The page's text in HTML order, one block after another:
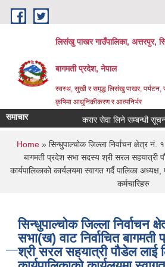
Skip to main content
लिसंखु पाखर गाउँपालिका, अत्तरपुर,
बागमती प्रदेश, नेपाल
स्वस्थ, सुखी र समृद्ध लिसंखु पाखर, पर्यटन,
कृषिमा आधुनिकीकरण र आत्मनिर्भर
समाचार करार सेवा लिने सम्बन्धी सूचना
You are here
Home» सिन्धुपाल्चोक जिल्ला निर्वाचन क्षेत्र नं.
बागमती प्रदेश सभा सदस्य श्री सरल सहयात्री
कार्यपालिकाको कार्यलयमा स्वागत गर्दै पालिका
कर्मचारिहरु
सिन्धुपाल्चोक जिल्ला निर्वाचन
सभा(ख) वाट निर्वाचित
श्री सरल सहयात्री पौडेल लाई